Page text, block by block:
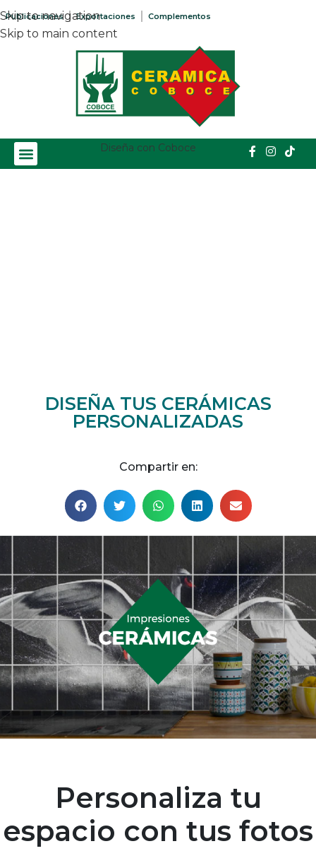
Skip to navigation
Skip to main content
Publicaciones Exportaciones Complementos
Diseña con Coboce
DISEÑA TUS CERÁMICAS
PERSONALIZADAS
Compartir en:
Personaliza tu
espacio con tus fotos